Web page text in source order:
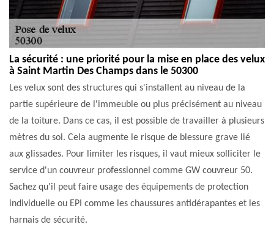
La sécurité : une priorité pour la mise en place des velux
à Saint Martin Des Champs dans le 50300
Les velux sont des structures qui s'installent au niveau de la
partie supérieure de l'immeuble ou plus précisément au niveau
de la toiture. Dans ce cas, il est possible de travailler à plusieurs
mètres du sol. Cela augmente le risque de blessure grave lié
aux glissades. Pour limiter les risques, il vaut mieux solliciter le
service d'un couvreur professionnel comme GW couvreur 50.
Sachez qu'il peut faire usage des équipements de protection
individuelle ou EPI comme les chaussures antidérapantes et les
harnais de sécurité.